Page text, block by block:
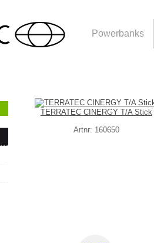
Powerbanks
TERRATEC CINERGY T/A Stick
Artnr: 160650